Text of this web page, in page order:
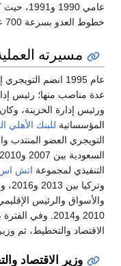
خطوط العدو بسرعة 700 عقدة، وعادة ما كانت مهمات ليلية.
مسيرته
عام 1995 انضم التويجري إلى
عدة مناصب منها؛ رئيس
ورئيس إدارة الخزينة،
المؤسساتية للبنك الأهلي
التويجري العضو المنتدب
التنفيذي لمجموعة اتش
والأسواق والرئيس
الاقتصاد والتخطيط، ثم
وزير الاقتصاد والتخطيط